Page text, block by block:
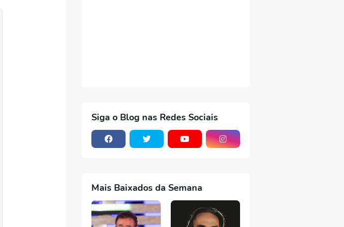
Siga o Blog nas Redes Sociais
Mais Baixados da Semana